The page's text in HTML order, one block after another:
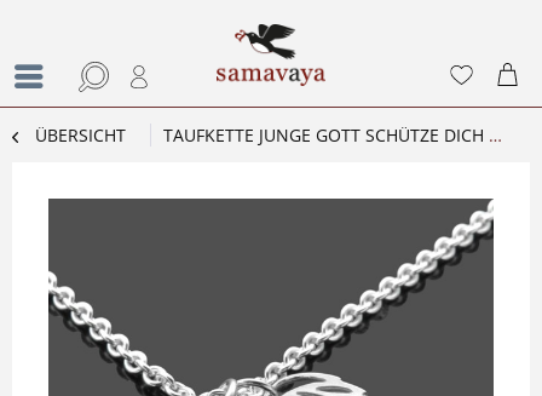
ÜBERSICHT TAUFKETTE JUNGE GOTT SCHÜTZE DICH FLÜGEL 925 SILBER TAUFGESCHENK